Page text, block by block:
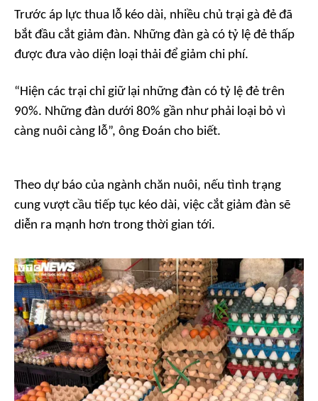
Trước áp lực thua lỗ kéo dài, nhiều chủ trại gà đẻ đã
bắt đầu cắt giảm đàn. Những đàn gà có tỷ lệ đẻ thấp
được đưa vào diện loại thải để giảm chi phí.
“ Hiện các trại chỉ giữ lại những đàn có tỷ lệ đẻ trên
90%. Những đàn dưới 80% gần như phải loại bỏ vì
càng nuôi càng lỗ”, ông Đoán cho biết.
Theo dự báo của ngành chăn nuôi, nếu tình trạng
cung vượt cầu tiếp tục kéo dài, việc cắt giảm đàn sẽ
diễn ra mạnh hơn trong thời gian tới.